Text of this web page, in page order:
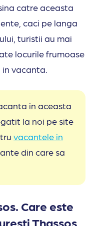
catre aceasta
caci pe langa
turistii au mai
locurile frumoase
vacanta.
in aceasta
la noi pe site
vacantele in
din care sa
Care este
Thassos